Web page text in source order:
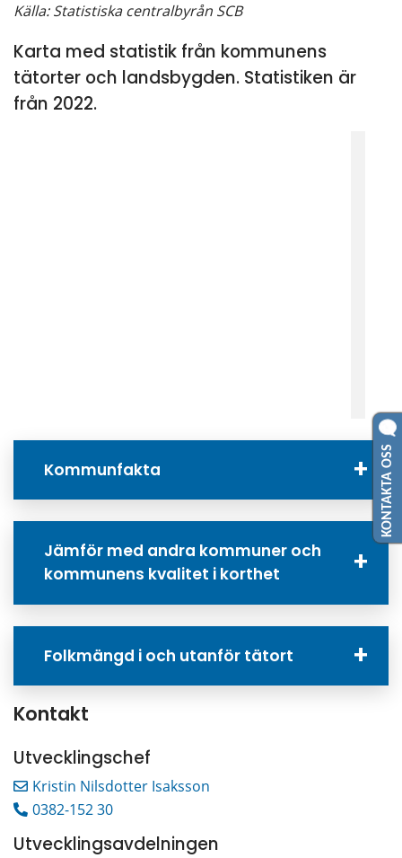
Källa: Statistiska centralbyrån SCB
Karta med statistik från kommunens
tätorter och landsbygden. Statistiken är
från 2022.
Kommunfakta
Jämför med andra kommuner och
kommunens kvalitet i korthet
Folkmängd i och utanför tätort
Kontakt
Utvecklingschef
Kristin Nilsdotter Isaksson
0382-152 30
Utvecklingsavdelningen
KONTAKTA OSS